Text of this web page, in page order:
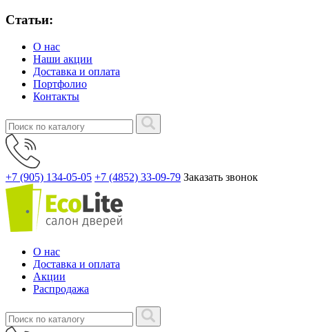
Статьи:
О нас
Наши акции
Доставка и оплата
Портфолио
Контакты
+7 (905) 134-05-05 +7 (4852) 33-09-79 Заказать звонок
О нас
Доставка и оплата
Акции
Распродажа